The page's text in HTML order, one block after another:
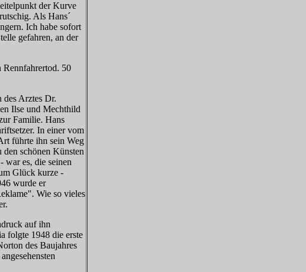
der Kurve
Als Hans´
Ich habe sofort
gefahren, an der
Rennfahrertod. 50
des Arztes Dr.
Ilse und Mechthild
Familie. Hans
In einer vom
führte ihn sein Weg
schönen Künsten
war es, die seinen
Glück kurze -
wurde er
Wie so vieles
auf ihn
folgte 1948 die erste
des Baujahres